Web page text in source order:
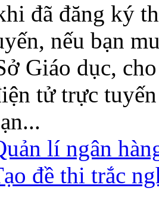
đã đăng ký
nếu bạn
Giáo dục,
tử trực
lí ngân
đề thi trắc